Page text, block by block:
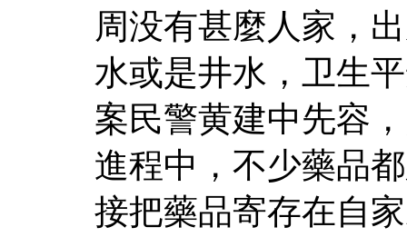
周没有甚麼人家，
水或是井水，卫生
案民警黄建中先容
進程中，不少藥品
接把藥品寄存在自